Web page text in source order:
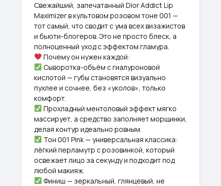
Свежайший, запечатанный Dior Addict Lip
Maximizer в культовом розовом тоне 001 —
тот самый, что сводит с ума всех визажистов
и бьюти-блогеров. Это не просто блеск, а
полноценный уход с эффектом гламура.
Почему он нужен каждой:
Сыворотка-объём с гиалуроновой
кислотой — губы становятся визуально
пухлее и сочнее, без «уколов», только
комфорт.
Прохладный ментоловый эффект мягко
массирует, а средство заполняет морщинки,
делая контур идеально ровным.
Тон 001 Pink — универсальная классика:
лёгкий перламутр с розовинкой, который
освежает лицо за секунду и подходит под
любой макияж.
Финиш — зеркальный, глянцевый, не